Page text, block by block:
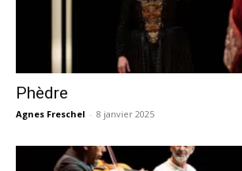
Phèdre
Agnes Freschel - 8 janvier 2025